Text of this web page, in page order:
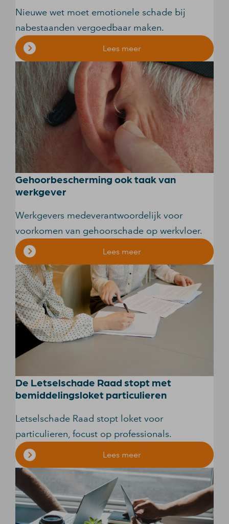
Nieuwe wet moet emotionele schade bij
nabestaanden vergoedbaar maken.
Lees meer
Gehoorbescherming ook taak van
werkgever
Werkgevers medeverantwoordelijk voor
voorkomen van gehoorschade op werkvloer.
Lees meer
De Letselschade Raad stopt met
bemiddelingsloket particulieren
Letselschade Raad stopt loket voor
particulieren, focust op professionals.
Lees meer